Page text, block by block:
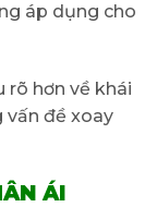
áp dụng cho
rõ hơn về khái
vấn đề xoay
ÁI